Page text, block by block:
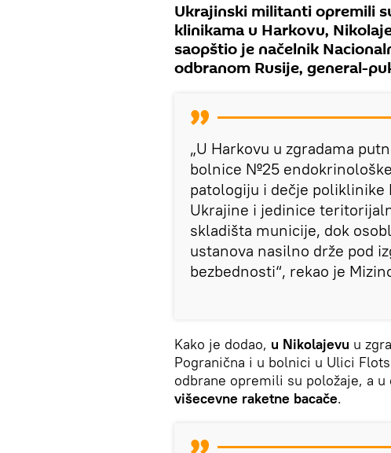
Ukrajinski militanti opremili
klinikama u Harkovu,
saopštio je načelnik
odbranom Rusije, general-
„U Harkovu u zgradama
bolnice №25
patologiju i dečje
Ukrajine i jedinice
skladišta municije, dok
ustanova nasilno drže pod
bezbednosti“, rekao je
Kako je dodao, u Nikolajevu u
Pogranična i u bolnici u Ulici
odbrane opremili su položaje, a u
višecevne raketne bacače.